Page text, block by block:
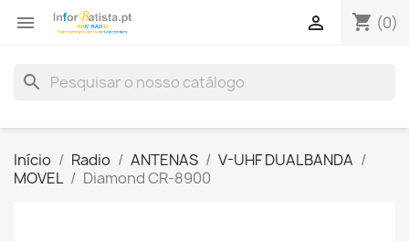
 shopping_cart (0)

search
Início Radio ANTENAS
V-UHF DUALBANDA
MOVEL
Diamond CR-8900